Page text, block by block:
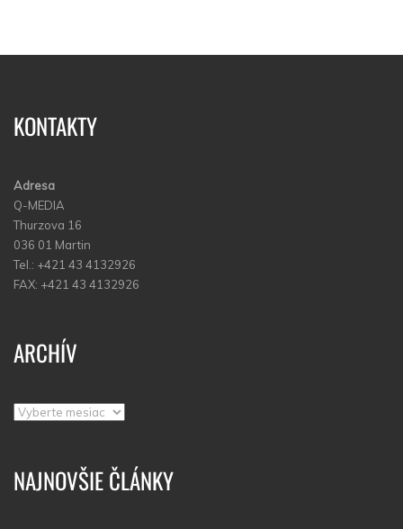
KONTAKTY
Adresa
Q-MEDIA
Thurzova 16
036 01 Martin
Tel.: +421 43 4132926
FAX: +421 43 4132926
ARCHÍV
Archív
NAJNOVŠIE ČLÁNKY